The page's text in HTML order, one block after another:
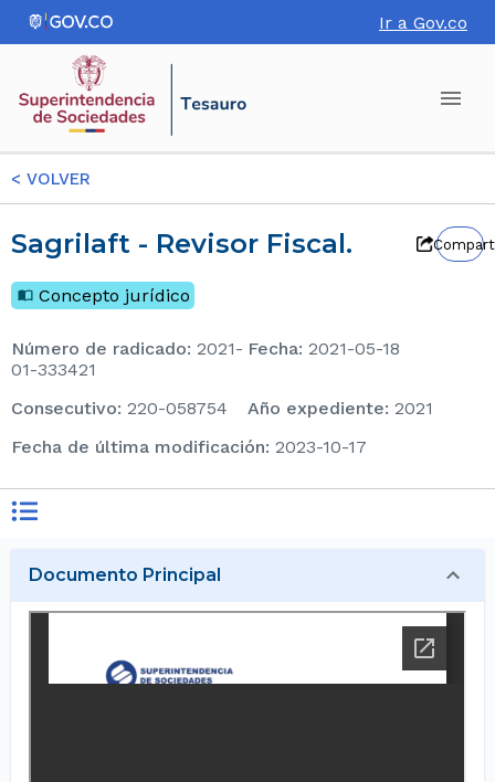
Ir a Gov.co
< VOLVER
Sagrilaft - Revisor Fiscal.
Concepto jurídico
Número de radicado: 2021-
01-333421
Fecha: 2021-05-18
consecutivo: 220-058754 Año expediente: 2021
Fecha de última modificación: 2023-10-17
Documento Principal